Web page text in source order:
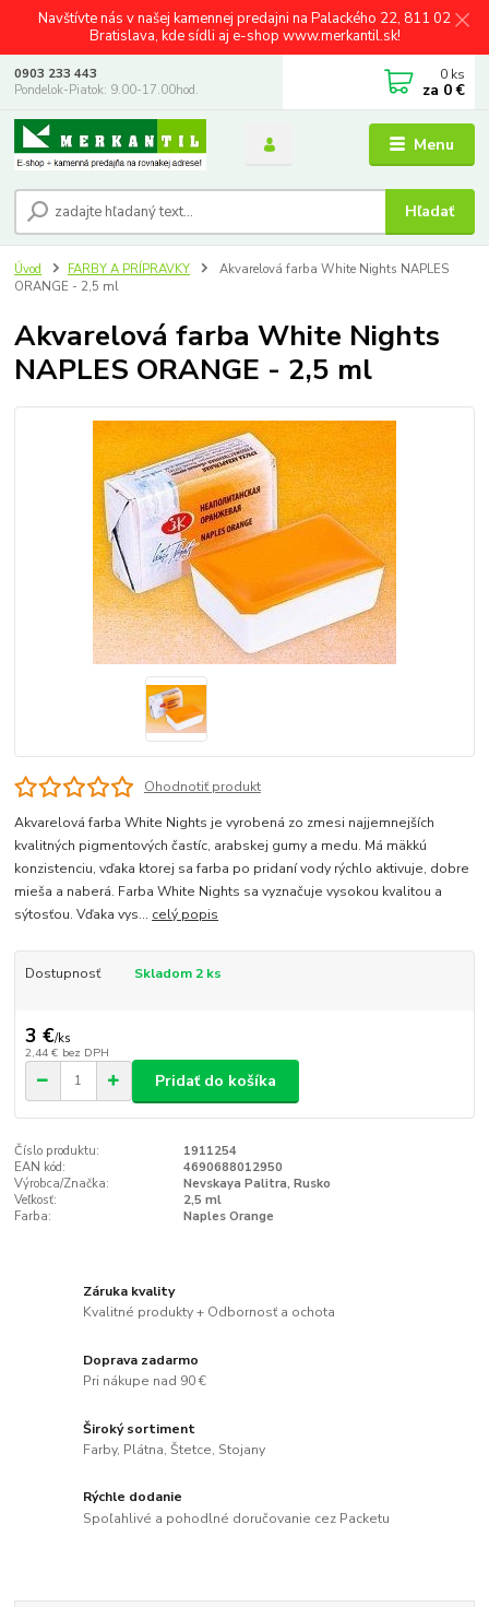
Navštívte nás v našej kamennej predajni na Palackého 22, 811 02
Bratislava, kde sídli aj e-shop www.merkantil.sk!
Menu
Hľadať
0903 233 443
Pondelok-Piatok: 9.00-17.00hod.
0 ks
za 0 €
Úvod FARBY A PRÍPRAVKY
Akvarelová farba White Nights NAPLES
ORANGE - 2,5 ml
Akvarelová farba White Nights
NAPLES ORANGE - 2,5 ml
Ohodnotiť produkt
Akvarelová farba White Nights je vyrobená zo zmesi najjemnejších
kvalitných pigmentových častíc, arabskej gumy a medu. Má mäkkú
konzistenciu, vďaka ktorej sa farba po pridaní vody rýchlo aktivuje, dobre
mieša a naberá. Farba White Nights sa vyznačuje vysokou kvalitou a
sýtosťou. Vďaka vys... celý popis
Dostupnosť Skladom 2 ks
3 €/ks
2,44 € bez DPH
Pridať do košíka
Číslo produktu:
1911254
EAN kód:
4690688012950
Výrobca/Značka:
Nevskaya Palitra, Rusko
Veľkosť:
2,5 ml
Farba:
Naples Orange
Záruka kvality
Kvalitné produkty + Odbornosť a ochota
Doprava zadarmo
Pri nákupe nad 90 €
Široký sortiment
Farby, Plátna, Štetce, Stojany
Rýchle dodanie
Spoľahlivé a pohodlné doručovanie cez Packetu